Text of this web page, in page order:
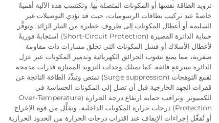
تزويد الطاقة نفسها أو المكونات المتصلة بها. وتكتسب هذه الآلية أهميةً
خاصةً عند تركيب بطاقات الرسوميات، حيث قد تؤدي التوصيلات غير
السليمة أو أعطال المكونات إلى ظروف خطيرة من التيار الزائد. وتوفِّر
حماية الدائرة القصيرة (Short-Circuit Protection) استجابةً فوريةً
لأعطال الأسلاك أو فشل المكونات التي تخلق مسارات ذات مقاومة
صفرية، مما يمنع نشوب الحرائق الكهربائية وتدمير المكونات عبر عزل
الدائرة بسرعةٍ فائقة. كما تمتلك وحدات التزويد الممتازة قدرات مدمجة
لقمع التوهجات (Surge suppression) تمتص وتبدِّد الطاقة الناتجة عن
قفزات الجهد الخارجية قبل أن تصل إلى المكونات الحساسة في
الكمبيوتر. وتراقب حماية ارتفاع درجة الحرارة (Over-Temperature
Protection) درجات حرارة المكونات الداخلية، وتقلِّل من قوة الإخراج
أو تُفعِّل إجراءات الإيقاف عند اقتراب درجات الحرارة من الحدود الحرارية